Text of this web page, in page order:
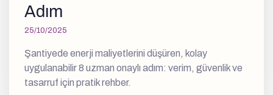
Adım
25/10/2025
Şantiyede enerji maliyetlerini düşüren, kolay
uygulanabilir 8 uzman onaylı adım: verim, güvenlik ve
tasarruf için pratik rehber.